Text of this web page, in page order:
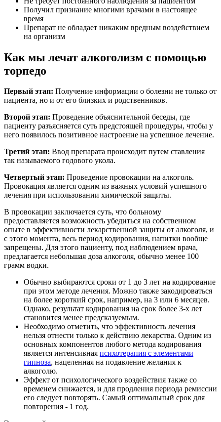
Получил признание многими врачами в настоящее
время
Препарат не обладает никаким вредным воздействием
на организм
Как мы лечат алкоголизм с помощью
торпедо
Первый этап: Получение информации о болезни не только от
пациента, но и от его близких и родственников.
Второй этап: Проведение объяснительной беседы, где
пациенту разъясняется суть предстоящей процедуры, чтобы у
него появилось позитивное настроение на успешное лечение.
Третий этап: Ввод препарата происходит путем ставления
так называемого годового укола.
Четвертый этап: Проведение провокации на алкоголь.
Провокация является одним из важных условий успешного
лечения при использовании химической защиты.
В провокации заключается суть, что больному
предоставляется возможность убедиться на собственном
опыте в эффективности лекарственной защиты от алкоголя, и
с этого момента, весь период кодирования, напитки вообще
запрещены. Для этого пациенту, под наблюдением врача,
предлагается небольшая доза алкоголя, обычно менее 100
грамм водки.
Обычно выбираются сроки от 1 до 3 лет на кодирование
при этом методе лечения. Можно также закодироваться
на более короткий срок, например, на 3 или 6 месяцев.
Однако, результат кодирования на срок более 3-х лет
становится менее предсказуемым.
Необходимо отметить, что эффективность лечения
нельзя отнести только к действию лекарства. Одним из
основных компонентов любого метода кодирования
является интенсивная психотерапия с элементами
гипноза, нацеленная на подавление желания к
алкоголю.
Эффект от психологического воздействия также со
временем снижается, и для продления периода ремиссии
его следует повторять. Самый оптимальный срок для
повторения - 1 год.